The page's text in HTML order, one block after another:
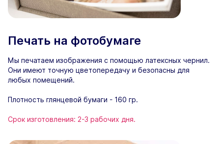
Печать на фотобумаге
Мы печатаем изображения с помощью латексных чернил.
Они имеют точную цветопередачу и безопасны для
любых помещений.
Плотность глянцевой бумаги - 160 гр.
Срок изготовления: 2-3 рабочих дня.